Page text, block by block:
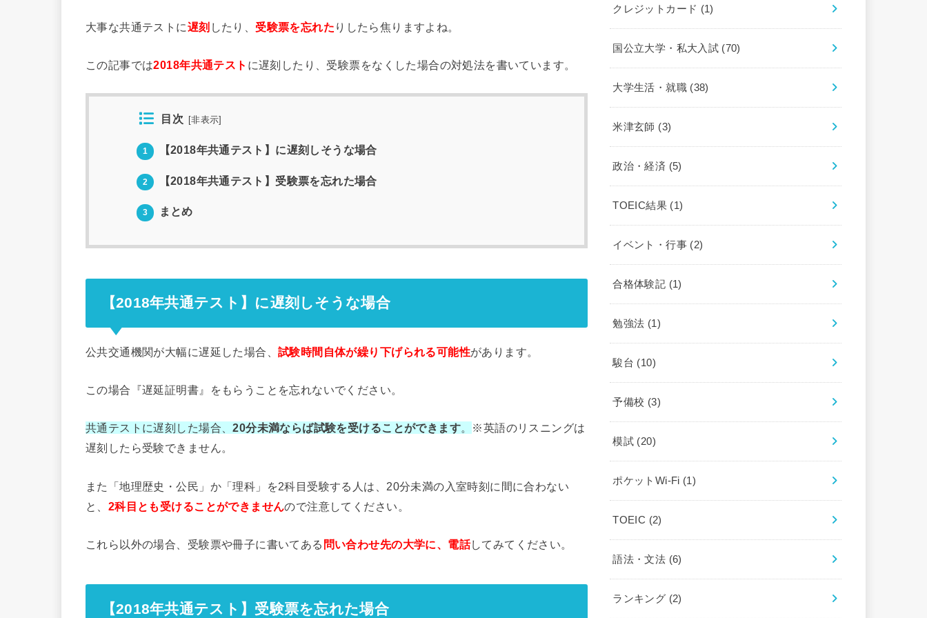
大事な共通テストに遅刻 したり、 受験票を忘れた りしたら焦りますよね。
この記事では2018年共通テスト に遅刻したり、受験票をなくした場合の対処法を書いています。
目次 [非表示
1 【2018年共通テスト】に遅刻しそうな場合
2 【2018年共通テスト】受験票を忘れた場合
3 まとめ
【2018年共通テスト】に遅刻しそうな場合
公共交通機関が大幅に遅延した場合、試験時間自体が繰り下げられる可能性があります。
この場合『遅延証明書』をもらうことを忘れないでください。
共通テストに遅刻した場合、20分未満ならば試験を受けることができます。 ※英語のリスニングは
遅刻したら受験できません。
また「地理歴史・公民」か「理科」を2科目受験する人は、20分未満の入室時刻に間に合わない
と、 2科目とも受けることができませんので注意してください。
これら以外の場合、受験票や冊子に書いてある 問い合わせ先の大学に、電話してみてください。
【2018年共通テスト】受験票を忘れた場合
クレジットカード (1)
国公立大学・私大入試 (70)
大学生活・就職 (38)
米津玄師 (3)
政治・経済 (5)
TOEIC結果 (1)
イベント・行事 (2)
合格体験記 (1)
勉強法 (1)
駿台 (10)
予備校 (3)
模試 (20)
ポケットWi-Fi (1)
TOEIC (2)
語法・文法 (6)
ランキング (2)